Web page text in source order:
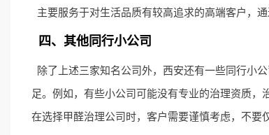
主要服务于对生活品质有较高追求的高端客户，
四、其他同行小公司
除了上述三家知名公司外，西安还有一些同行小
足。例如，有些小公司可能没有专业的治理资质
在选择甲醛治理公司时，客户需要谨慎考虑，不要